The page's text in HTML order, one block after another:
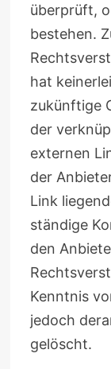
überprüft,
bestehen.
hat
zukünftige
der
externen
der
Link
ständige
den
Kenntnis
jedoch
gelöscht.